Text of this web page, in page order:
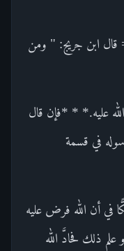
قال ابن جريج: " ومن
عليه.* * *فإن قال
في قسمة
في أن الله فرض عليه
ذلك فحادَّ الله